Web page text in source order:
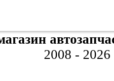
2008 - 2026